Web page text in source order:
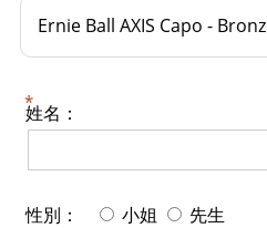
Ernie Ball AXIS Capo -
姓名：
性別： 小姐 先生